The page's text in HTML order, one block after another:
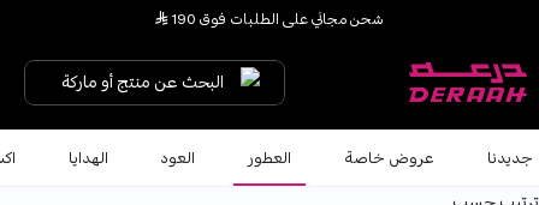
يا هلا نورتنا ... لك خصم 7% على طلبك الأول كود "HALA"
البحث عن منتج أو ماركة
جديدنا عروض خاصة العطور العود الهدايا